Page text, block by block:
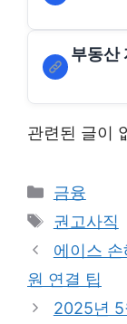
부동산
관련된 글이
Categories
금융
Tags
권고사직
에이스
원 연결 팁
2025년 5